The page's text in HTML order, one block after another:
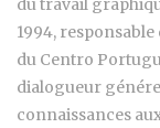
du travail
1994,
du Centro
dialogueur
connaissances